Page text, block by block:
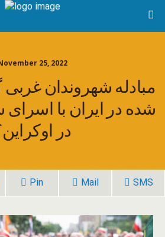
25, 2022
مبادله شهروندان
شده در ایران با اسرای
در
Pin Mail SMS